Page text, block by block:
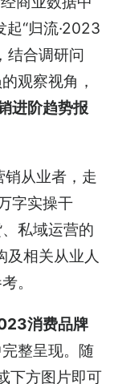
“归流·2023
结合调研问
观察视角，
进阶趋势报
从业者，走
字实操干
私域运营的
及相关从业人
。
消费品牌
整呈现。随
下方图片即可